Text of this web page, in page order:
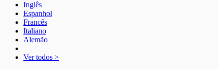
Inglês
Espanhol
Francês
Italiano
Alemão
Ver todos >